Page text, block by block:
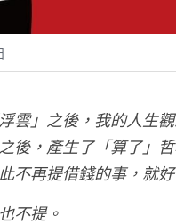
雲」之後，我的人生
後，產生了「算了」
不再提借錢的事，就
不提。